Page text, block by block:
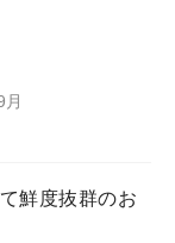
鮮度抜群のお